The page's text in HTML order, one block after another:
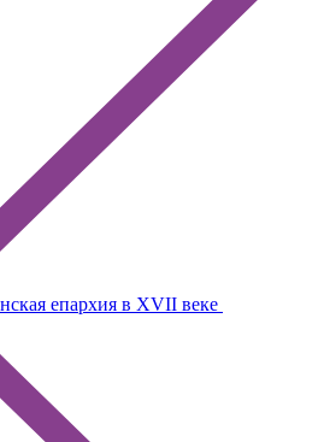
епархия в XVII веке